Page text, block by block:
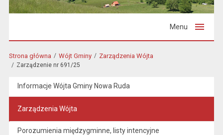
Menu
Strona główna Wójt Gminy Zarządzenia Wójta
Zarządzenie nr 691/25
Informacje Wójta Gminy Nowa Ruda
Zarządzenia Wójta
Porozumienia międzygminne, listy intencyjne